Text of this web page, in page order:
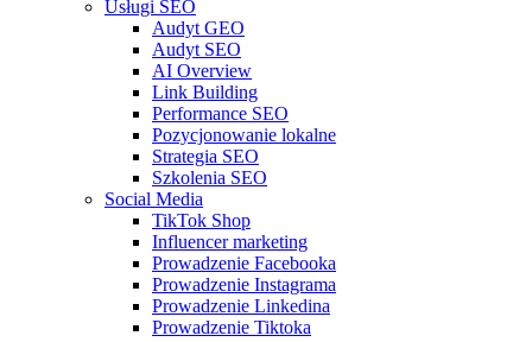
Usługi SEO
Audyt GEO
Audyt SEO
AI Overview
Link Building
Performance SEO
Pozycjonowanie lokalne
Strategia SEO
Szkolenia SEO
Social Media
TikTok Shop
Influencer marketing
Prowadzenie Facebooka
Prowadzenie Instagrama
Prowadzenie Linkedina
Prowadzenie Tiktoka